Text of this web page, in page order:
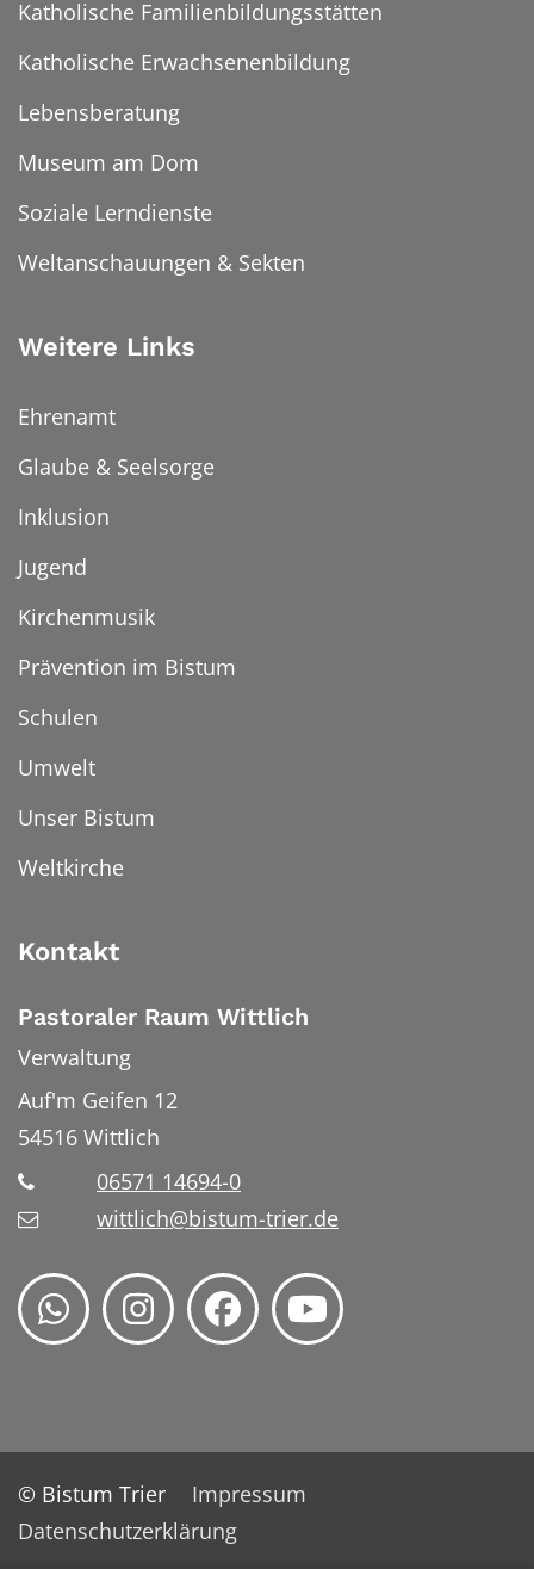
Katholische Familienbildungsstätten
Katholische Erwachsenenbildung
Lebensberatung
Museum am Dom
Soziale Lerndienste
Weltanschauungen & Sekten
Weitere Links
Ehrenamt
Glaube & Seelsorge
Inklusion
Jugend
Kirchenmusik
Prävention im Bistum
Schulen
Umwelt
Unser Bistum
Weltkirche
Kontakt
Pastoraler Raum Wittlich
Verwaltung
Auf'm Geifen 12
54516 Wittlich
06571 14694-0
wittlich@bistum-trier.de
© Bistum Trier
Impressum
Datenschutzerklärung